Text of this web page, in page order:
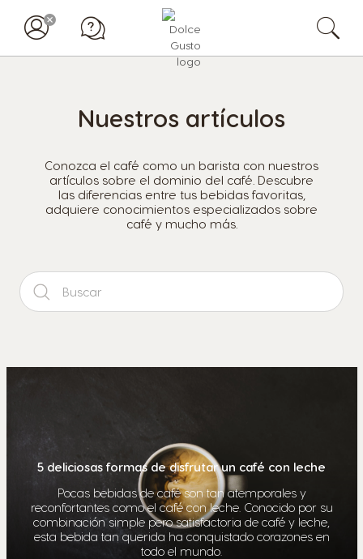
Nuestros artículos
Conozca el café como un barista con nuestros
artículos sobre el dominio del café. Descubre
las diferencias entre tus bebidas favoritas,
adquiere conocimientos especializados sobre
café y mucho más.
s
5 deliciosas formas de disfrutar un café con leche
Pocas bebidas de café son tan atemporales y
reconfortantes como el café con leche. Conocido por su
combinación simple pero satisfactoria de café y leche,
esta bebida tan querida ha conquistado corazones en
todo el mundo.